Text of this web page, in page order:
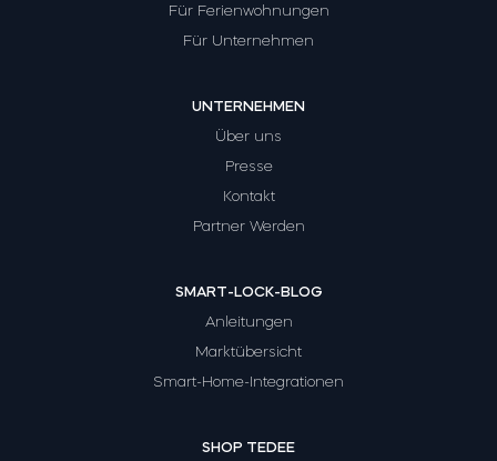
Für Ferienwohnungen
Für Unternehmen
UNTERNEHMEN
Über uns
Presse
Kontakt
Partner Werden
SMART-LOCK-BLOG
Anleitungen
Marktübersicht
Smart-Home-Integrationen
SHOP TEDEE